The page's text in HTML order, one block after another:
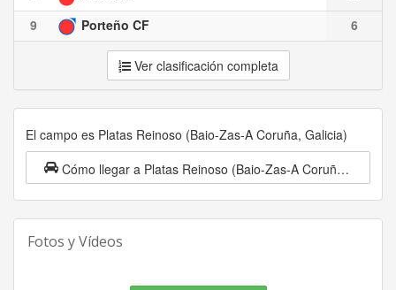
9
Porteño CF 6
Ver clasificación completa
El campo es Platas Reinoso (Baio-Zas-A Coruña, Galicia)
Cómo llegar a Platas Reinoso (Baio-Zas-A Coruña, Galicia)
Fotos y Vídeos